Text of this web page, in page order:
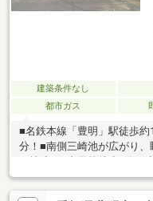
建築条件なし
都市ガス
■名鉄本線「豊明」駅徒歩
分！■南側三崎池が広がり
二村台小学校：徒歩約17分
ブン豊明二村台店：徒歩約